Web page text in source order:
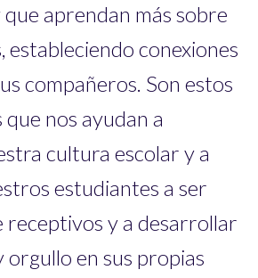
que aprendan más sobre
estableciendo conexiones
compañeros. Son estos
nos ayudan a
cultura escolar y a
estudiantes a ser
y a desarrollar
orgullo en sus propias